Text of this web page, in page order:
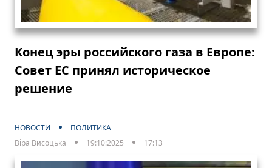
Конец эры российского газа в Европе:
Совет ЕС принял историческое
решение
НОВОСТИ
ПОЛИТИКА
Віра Висоцька
19:10:2025 17:13